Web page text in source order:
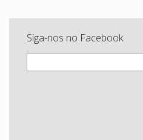
Siga-nos no Facebook